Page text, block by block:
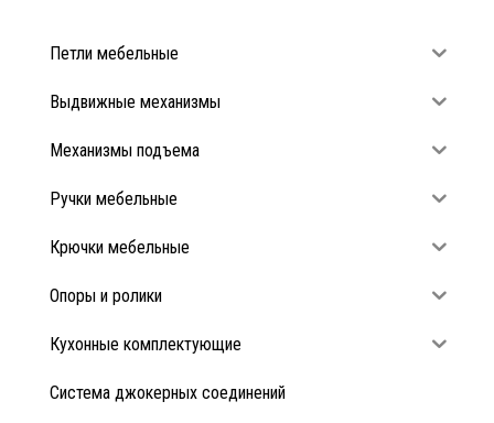
Петли мебельные
Выдвижные механизмы
Механизмы подъема
Ручки мебельные
Крючки мебельные
Опоры и ролики
Кухонные комплектующие
Система джокерных соединений